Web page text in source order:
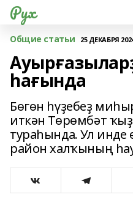
Рух
Общие статьи 25 ДЕКАБРЯ
һағында
Бөгөн һүҙебеҙ
иткән Төрөмбәт
тураһында. Ул инде
район халҡының